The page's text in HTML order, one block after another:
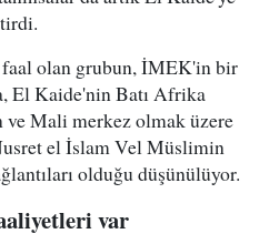
faal olan grubun, İMEK'in bir
El Kaide'nin Batı Afrika
ve Mali merkez olmak üzere
el İslam Vel Müslimin
olduğu düşünülüyor.
var